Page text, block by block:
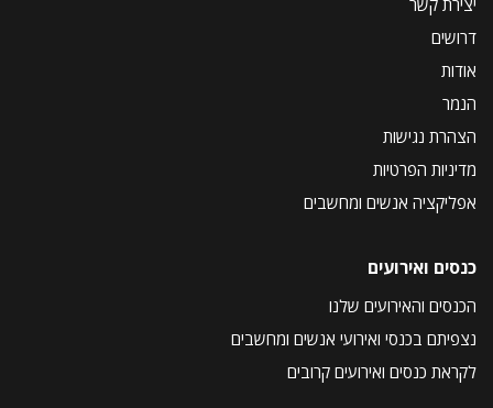
דרושים
אודות
הנמר
הצהרת נגישות
מדיניות הפרטיות
אפליקציה אנשים ומחשבים
כנסים ואירועים
הכנסים והאירועים שלנו
נצפיתם בכנסי ואירועי אנשים ומחשבים
לקראת כנסים ואירועים קרובים